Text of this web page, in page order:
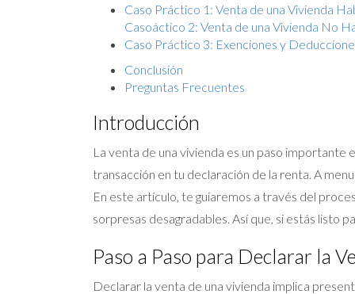
Caso Práctico 1: Venta de una Vivienda
Casoáctico 2: Venta de una Vivienda No
Caso Práctico 3: Exenciones y
Conclusión
Preguntas Frecuentes
Introducción
La venta de una vivienda es un paso importante
transacción en tu declaración de la renta. A
En este artículo, te guiaremos a través del
sorpresas desagradables. Así que, si estás listo
Paso a Paso para Declarar la
Declarar la venta de una vivienda implica